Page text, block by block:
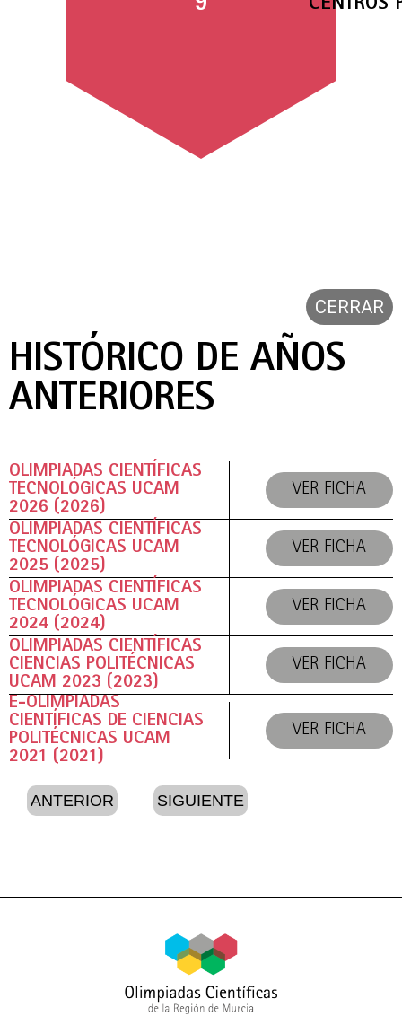
CENTROS
CERRAR
HISTÓRICO DE AÑOS
ANTERIORES
OLIMPIADAS CIENTÍFICAS
TECNOLÓGICAS UCAM
2026 (2026)
VER FICHA
OLIMPIADAS CIENTÍFICAS
TECNOLÓGICAS UCAM
2025 (2025)
VER FICHA
OLIMPIADAS CIENTÍFICAS
TECNOLÓGICAS UCAM
2024 (2024)
VER FICHA
OLIMPIADAS CIENTÍFICAS
CIENCIAS POLITÉCNICAS
UCAM 2023 (2023)
VER FICHA
E-OLIMPIADAS
CIENTÍFICAS DE CIENCIAS
POLITÉCNICAS UCAM
2021 (2021)
VER FICHA
ANTERIOR SIGUIENTE